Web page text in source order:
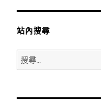
站內搜尋
搜
尋
鍵